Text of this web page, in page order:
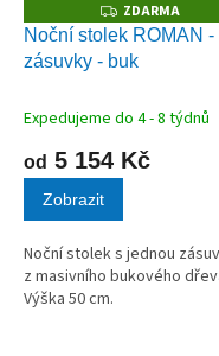
Z
D
A
R
ZDARMA
Noční stolek ROMAN -
zásuvky - buk
Expedujeme do 4 - 8 týdnů
od 5 154 Kč
Zobrazit
Noční stolek s jednou
z masivního bukového
Výška 50 cm.